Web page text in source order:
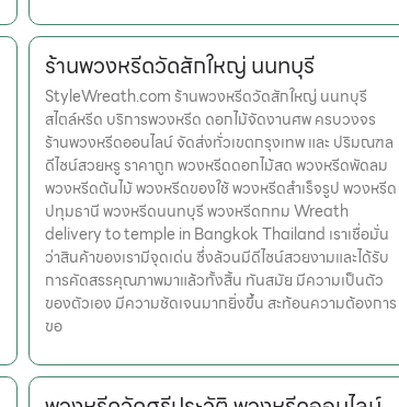
ร้านพวงหรีดวัดสักใหญ่ นนทบุรี
StyleWreath.com ร้านพวงหรีดวัดสักใหญ่ นนทบุรี
สไตล์หรีด บริการพวงหรีด ดอกไม้จัดงานศพ ครบวงจร
ร้านพวงหรีดออนไลน์ จัดส่งทั่วเขตกรุงเทพ และ ปริมณฑล
ดีไซน์สวยหรู ราคาถูก พวงหรีดดอกไม้สด พวงหรีดพัดลม
พวงหรีดต้นไม้ พวงหรีดของใช้ พวงหรีดสำเร็จรูป พวงหรีด
ปทุมธานี พวงหรีดนนทบุรี พวงหรีดกทม Wreath
delivery to temple in Bangkok Thailand เราเชื่อมั่น
ว่าสินค้าของเรามีจุดเด่น ซึ่งล้วนมีดีไซน์สวยงามและได้รับ
การคัดสรรคุณภาพมาแล้วทั้งสิ้น ทันสมัย มีความเป็นตัว
ของตัวเอง มีความชัดเจนมากยิ่งขึ้น สะท้อนความต้องการ
ขอ